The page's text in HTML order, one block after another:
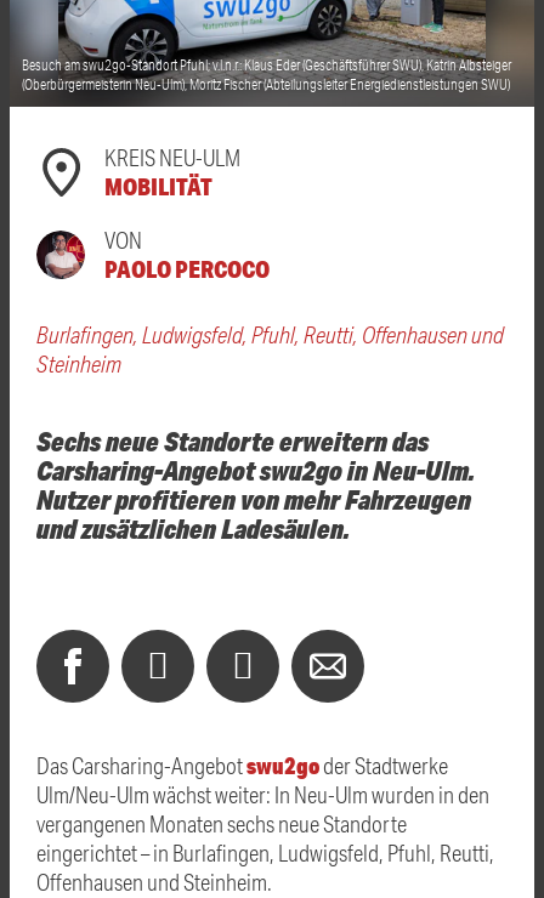
Besuch am swu2go-Standort Pfuhl; v.l.n.r.: Klaus Eder (Geschäftsführer SWU), Katrin Albsteiger
(Oberbürgermeisterin Neu-Ulm), Moritz Fischer (Abteilungsleiter Energiedienstleistungen SWU)
KREIS NEU-ULM
MOBILITÄT
VON
PAOLO PERCOCO
Burlafingen, Ludwigsfeld, Pfuhl, Reutti, Offenhausen und
Steinheim
Sechs neue Standorte erweitern das
Carsharing-Angebot swu2go in Neu-Ulm.
Nutzer profitieren von mehr Fahrzeugen
und zusätzlichen Ladesäulen.
Das Carsharing-Angebotswu2goder Stadtwerke
Ulm/Neu-Ulm wächst weiter: In Neu-Ulm wurden in den
vergangenen Monaten sechs neue Standorte
eingerichtet – in Burlafingen, Ludwigsfeld, Pfuhl, Reutti,
Offenhausen und Steinheim.